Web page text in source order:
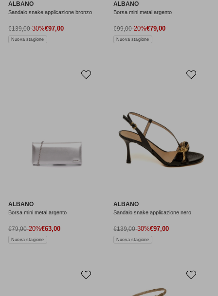
ALBANO
Sandalo snake applicazione bronzo
Prezzo di vendita
€97,00
Prezzo normale
€139,00-30%
Nuova stagione
ALBANO
Borsa mini metal argento
Prezzo di vendita
€79,00
Prezzo normale
€99,00-20%
Nuova stagione
ALBANO
Borsa mini metal argento
Prezzo di vendita
€63,00
Prezzo normale
€79,00-20%
Nuova stagione
ALBANO
Sandalo snake applicazione nero
Prezzo di vendita
€97,00
Prezzo normale
€139,00-30%
Nuova stagione